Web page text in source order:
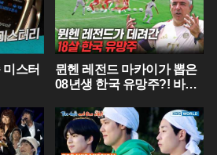
스터
뮌헨 레전드 마카이가 뽑은
08년생 한국 유망주?! 바이
4명이라니...